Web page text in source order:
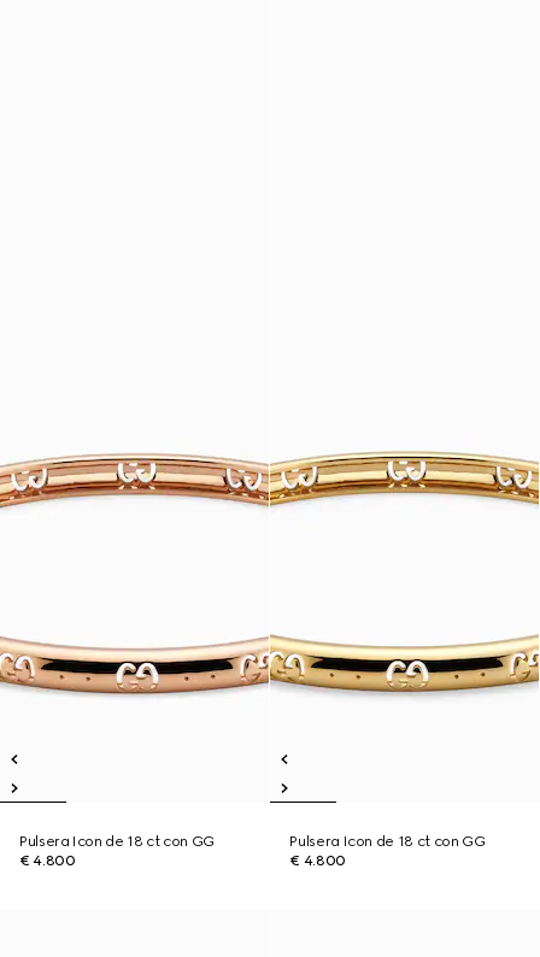
Pulsera Icon de 18 ct con GG
€ 4.800
Pulsera Icon de 18 ct con GG
€ 4.800